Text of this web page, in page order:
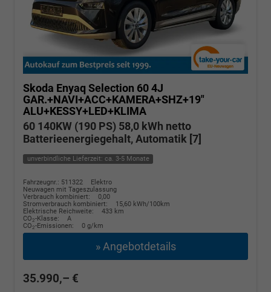
Skoda Enyaq Selection 60 4J
GAR.+NAVI+ACC+KAMERA+SHZ+19"
ALU+KESSY+LED+KLIMA
60 140KW (190 PS) 58,0 kWh netto
Batterieenergiegehalt, Automatik [7]
unverbindliche Lieferzeit: ca. 3-5 Monate
Fahrzeugnr.: 511322
Elektro
Neuwagen mit Tageszulassung
Verbrauch kombiniert:
0,00
Stromverbrauch kombiniert:
15,60 kWh/100km
Elektrische Reichweite:
433 km
CO2-Klasse:
A
CO2-Emissionen: 0 g/km
» Angebotdetails
35.990,– €